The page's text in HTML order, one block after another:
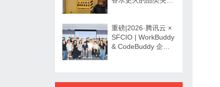
重磅|2026·腾讯云 ×
SFCIO | WorkBuddy
& CodeBuddy 企业